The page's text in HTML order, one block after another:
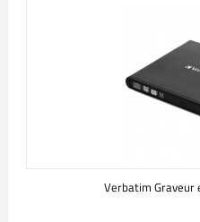
Verbatim Graveur